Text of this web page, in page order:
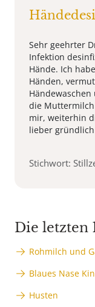
Sehr geehrter
Infektion
Hände. Ich
Händen,
die
mir, weiterhin
lieber gründlich
Stichwort:
Die letzten
Rohmilch und
Blaues Nase
Husten